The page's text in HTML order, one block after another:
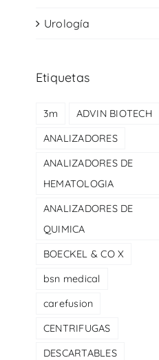
Urología
Etiquetas
3m
ADVIN BIOTECH
ANALIZADORES
ANALIZADORES DE
HEMATOLOGIA
ANALIZADORES DE
QUIMICA
BOECKEL & CO X
bsn medical
carefusion
CENTRIFUGAS
DESCARTABLES